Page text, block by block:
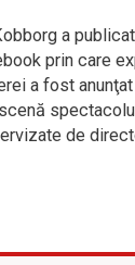
a
prin care
a fost
de